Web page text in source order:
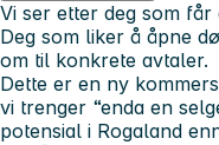
Vi ser etter deg som
Deg som liker å åpne
om til konkrete avtaler.
Dette er en ny
vi trenger “enda en
potensial i Rogaland